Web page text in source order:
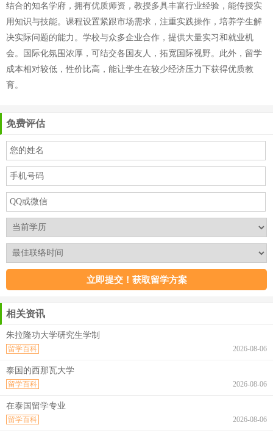
结合的知名学府，拥有优质师资，教授多具丰富行业经验，能传授实
用知识与技能。课程设置紧跟市场需求，注重实践操作，培养学生解
决实际问题的能力。学校与众多企业合作，提供大量实习和就业机
会。国际化氛围浓厚，可结交各国友人，拓宽国际视野。此外，留学
成本相对较低，性价比高，能让学生在较少经济压力下获得优质教
育。
免费评估
相关资讯
朱拉隆功大学研究生学制
2026-08-06
留学百科
泰国的西那瓦大学
2026-08-06
留学百科
在泰国留学专业
2026-08-06
留学百科